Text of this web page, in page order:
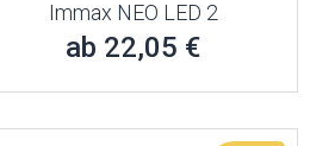
Immax NEO LED 2
ab 22,05 €